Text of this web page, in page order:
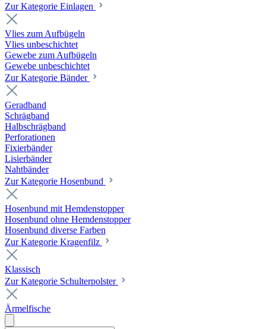
Zur Kategorie Einlagen
Vlies zum Aufbügeln
Vlies unbeschichtet
Gewebe zum Aufbügeln
Gewebe unbeschichtet
Zur Kategorie Bänder
Geradband
Schrägband
Halbschrägband
Perforationen
Fixierbänder
Lisierbänder
Nahtbänder
Zur Kategorie Hosenbund
Hosenbund mit Hemdenstopper
Hosenbund ohne Hemdenstopper
Hosenbund diverse Farben
Zur Kategorie Kragenfilz
Klassisch
Zur Kategorie Schulterpolster
Ärmelfische